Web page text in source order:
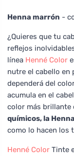
Henna marrón -
¿Quieres que tu
reflejos
línea Henné Color
nutre el cabello en
dependerá del
acumula en el
color más brillante
químicos, la Henna
como lo hacen los
Henné Color Tinte